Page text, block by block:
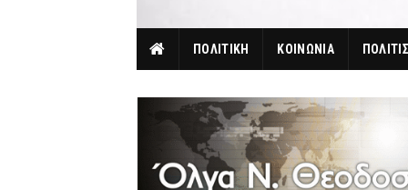
ΠΟΛΙΤΙΚΗ ΚΟΙΝΩΝΙΑ